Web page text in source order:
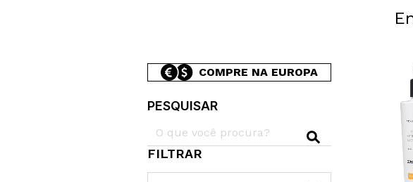
COMPRE NA EUROPA
PESQUISAR
FILTRAR